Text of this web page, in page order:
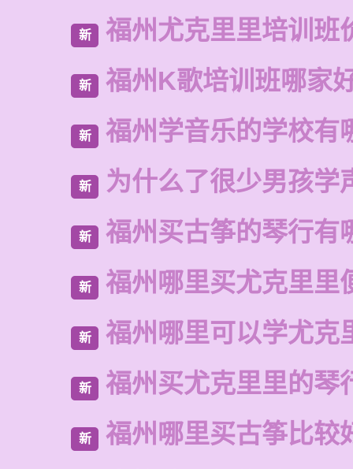
新 福州尤克里里培训班
新 福州K歌培训班哪家
新 福州学音乐的学校有
新 为什么了很少男孩学
新 福州买古筝的琴行有
新 福州哪里买尤克里里
新 福州哪里可以学尤克
新 福州买尤克里里的琴
新 福州哪里买古筝比较